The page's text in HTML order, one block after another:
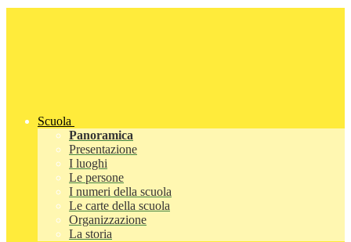
Scuola
Panoramica
Presentazione
I luoghi
Le persone
I numeri della scuola
Le carte della scuola
Organizzazione
La storia